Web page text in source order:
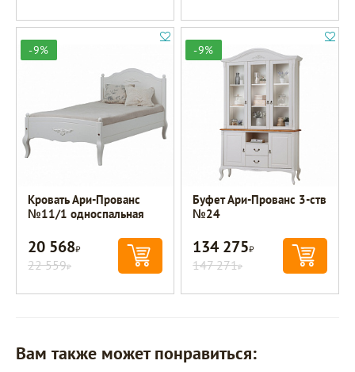
-9%
Кровать Ари-Прованс
№11/1 односпальная
20 568Р
22 559Р
-9%
Буфет Ари-Прованс 3-ств
№24
134 275Р
147 271Р
Вам также может понравиться: